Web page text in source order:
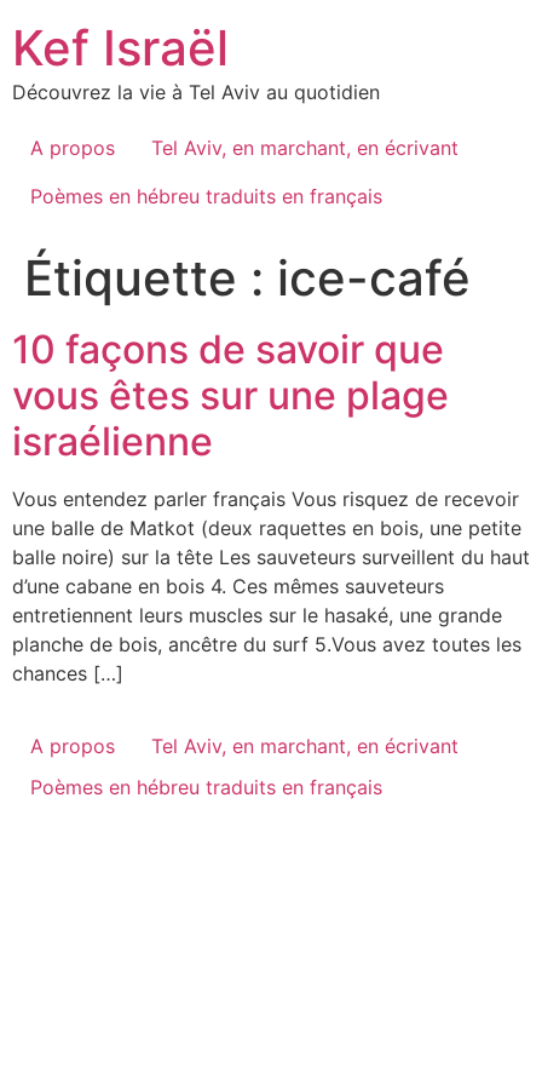
content
Kef Israël
Découvrez la vie à Tel Aviv au quotidien
A propos
Tel Aviv, en marchant, en écrivant
Poèmes en hébreu traduits en français
Étiquette : ice-café
10 façons de savoir que
vous êtes sur une plage
israélienne
Vous entendez parler français Vous risquez de recevoir
une balle de Matkot (deux raquettes en bois, une petite
balle noire) sur la tête Les sauveteurs surveillent du haut
d’une cabane en bois 4. Ces mêmes sauveteurs
entretiennent leurs muscles sur le hasaké, une grande
planche de bois, ancêtre du surf 5.Vous avez toutes les
chances […]
A propos
Tel Aviv, en marchant, en écrivant
Poèmes en hébreu traduits en français